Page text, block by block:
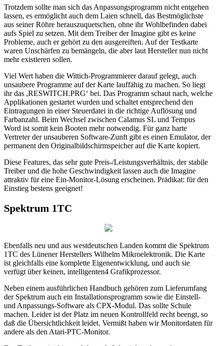
Trotzdem sollte man sich das Anpassungsprogramm nicht entgehen
lassen, es ermöglicht auch dem Laien schnell, das Bestmöglichste
aus seiner Röhre herauszuquetschen, ohne ihr Wohlbefinden dabei
aufs Spiel zu setzen. Mit dem Treiber der Imagine gibt es keine
Probleme, auch er gehört zu den ausgereiften. Auf der Testkarte
waren Unschärfen zu bemängeln, die aber laut Hersteller nun nicht
mehr existieren sollen.
Viel Wert haben die Wittich-Programmierer darauf gelegt, auch
unsaubere Programme auf der Karte lauffähig zu machen. So liegt
ihr das ,RESWITCH.PRG‘ bei. Das Programm schaut nach, welche
Applikationen gestartet wurden und schaltet entsprechend den
Eintragungen in einer Steuerdatei in die richtige Auflösung und
Farbanzahl. Beim Wechsel zwischen Calamus SL und Tempus
Word ist somit kein Booten mehr notwendig. Für ganz harte
Vertreter der unsauberen Software-Zunft gibt es einen Emulator, der
permanent den Originalbildschirmspeicher auf die Karte kopiert.
Diese Features, das sehr gute Preis-/Leistungsverhältnis, der stabile
Treiber und die hohe Geschwindigkeit lassen auch die Imagine
attraktiv für eine Ein-Monitor-Lösung erscheinen. Prädikat: für den
Einstieg bestens geeignet!
Spektrum 1TC
Ebenfalls neu und aus westdeutschen Landen kommt die Spektrum
1TC des Lünener Herstellers Wilhelm Mikroelektronik. Die Karte
ist gleichfalls eine komplette Eigenentwicklung, und auch sie
verfügt über keinen, intelligenten4 Grafikprozessor.
Neben einem ausführlichen Handbuch gehören zum Lieferumfang
der Spektrum auch ein Installationsprogramm sowie die Einstell-
und Anpassungs-Software als CPX-Modul. Das sollte Schule
machen. Leider ist der Platz im neuen Kontrollfeld recht beengt, so
daß die Übersichtlichkeit leidet. Vermißt haben wir Monitordaten für
andere als den Atari-PTC-Monitor.